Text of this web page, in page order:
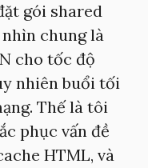
gói shared
chung là
cho tốc độ
nhiên buổi tối
Thế là tôi
phục vấn đề
HTML, và